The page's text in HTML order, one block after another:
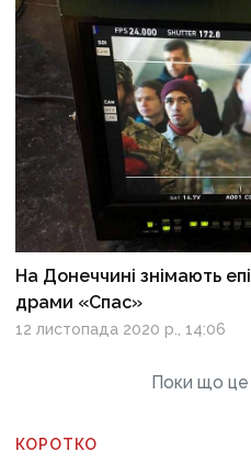
На Донеччині знімають
драми «Спас»
12 листопада 2020 р., 14:06
Поки що це
КОРОТКО